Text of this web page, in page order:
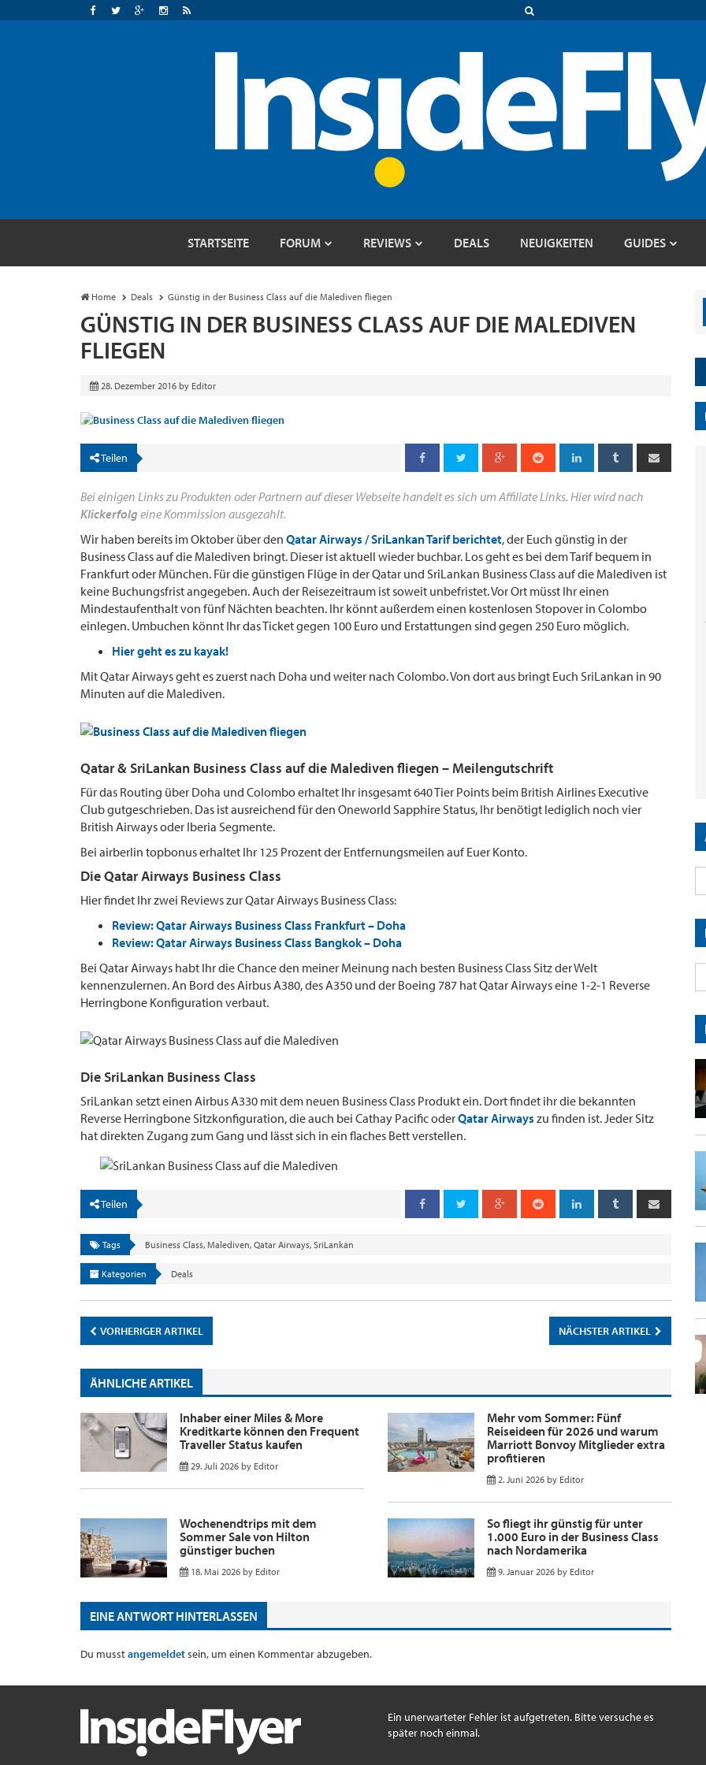
STARTSEITE FORUM REVIEWS DEALS NEUIGKEITEN GUIDES
Home Deals Günstig in der Business Class auf die Malediven fliegen
GÜNSTIG IN DER BUSINESS CLASS AUF DIE MALEDIVEN
FLIEGEN
28. Dezember 2016 by Editor
Teilen
Bei einigen Links zu Produkten oder Partnern auf dieser Webseite handelt es sich um Affiliate Links. Hier wird nach
Klickerfolg eine Kommission ausgezahlt.
Wir haben bereits im Oktober über den Qatar Airways / SriLankan Tarif berichtet, der Euch günstig in der
Business Class auf die Malediven bringt. Dieser ist aktuell wieder buchbar. Los geht es bei dem Tarif bequem in
Frankfurt oder München. Für die günstigen Flüge in der Qatar und SriLankan Business Class auf die Malediven ist
keine Buchungsfrist angegeben. Auch der Reisezeitraum ist soweit unbefristet. Vor Ort müsst Ihr einen
Mindestaufenthalt von fünf Nächten beachten. Ihr könnt außerdem einen kostenlosen Stopover in Colombo
einlegen. Umbuchen könnt Ihr das Ticket gegen 100 Euro und Erstattungen sind gegen 250 Euro möglich.
Hier geht es zu kayak!
Mit Qatar Airways geht es zuerst nach Doha und weiter nach Colombo. Von dort aus bringt Euch SriLankan in 90
Minuten auf die Malediven.
Qatar & SriLankan Business Class auf die Malediven fliegen – Meilengutschrift
Für das Routing über Doha und Colombo erhaltet Ihr insgesamt 640 Tier Points beim British Airlines Executive
Club gutgeschrieben. Das ist ausreichend für den Oneworld Sapphire Status, Ihr benötigt lediglich noch vier
British Airways oder Iberia Segmente.
Bei airberlin topbonus erhaltet Ihr 125 Prozent der Entfernungsmeilen auf Euer Konto.
Die Qatar Airways Business Class
Hier findet Ihr zwei Reviews zur Qatar Airways Business Class:
Review: Qatar Airways Business Class Frankfurt – Doha
Review: Qatar Airways Business Class Bangkok – Doha
Bei Qatar Airways habt Ihr die Chance den meiner Meinung nach besten Business Class Sitz der Welt
kennenzulernen. An Bord des Airbus A380, des A350 und der Boeing 787 hat Qatar Airways eine 1-2-1 Reverse
Herringbone Konfiguration verbaut.
Die SriLankan Business Class
SriLankan setzt einen Airbus A330 mit dem neuen Business Class Produkt ein. Dort findet ihr die bekannten
Reverse Herringbone Sitzkonfiguration, die auch bei Cathay Pacific oderQatar Airways zu finden ist. Jeder Sitz
hat direkten Zugang zum Gang und lässt sich in ein flaches Bett verstellen.
Teilen
Tags Business Class, Malediven, Qatar Airways, SriLankan
Kategorien Deals
VORHERIGER ARTIKEL NÄCHSTER ARTIKEL
ÄHNLICHE ARTIKEL
Inhaber einer Miles & More
Kreditkarte können den Frequent
Traveller Status kaufen
29. Juli 2026 by Editor
Mehr vom Sommer: Fünf
Reiseideen für 2026 und warum
Marriott Bonvoy Mitglieder extra
profitieren
2. Juni 2026 by Editor
Wochenendtrips mit dem
Sommer Sale von Hilton
günstiger buchen
18. Mai 2026 by Editor
So fliegt ihr günstig für unter
1.000 Euro in der Business Class
nach Nordamerika
9. Januar 2026 by Editor
EINE ANTWORT HINTERLASSEN
Du musstangemeldetsein, um einen Kommentar abzugeben.
Ein unerwarteter Fehler ist aufgetreten. Bitte versuche es
später noch einmal.